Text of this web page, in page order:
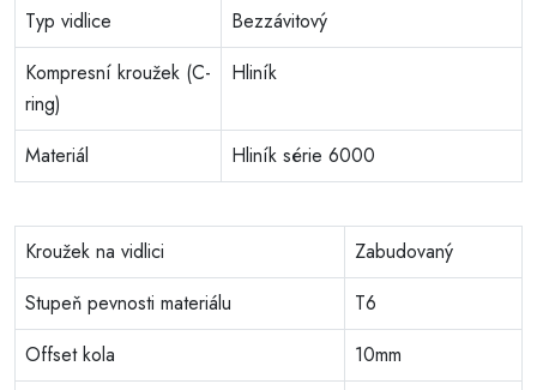
Typ vidlice
Bezzávitový
Kompresní kroužek (C-
ring)
Hliník
Materiál Hliník série 6000
Kroužek na vidlici
Zabudovaný
Stupeň pevnosti materiálu
T6
Offset kola
10mm